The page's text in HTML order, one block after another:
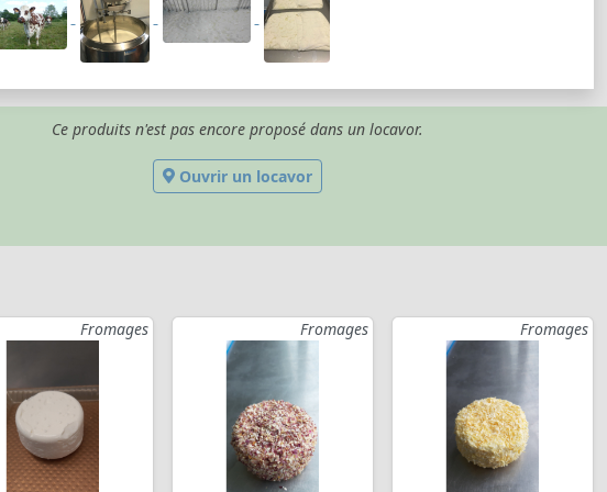
Ce produits n'est pas encore proposé dans un locavor.
Ouvrir un locavor
Fromages Fromages Fromages